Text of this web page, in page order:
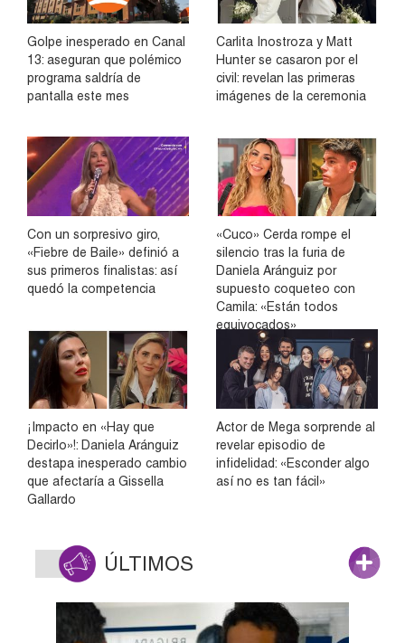
Golpe inesperado en Canal
13: aseguran que polémico
programa saldría de
pantalla este mes
Carlita Inostroza y Matt
Hunter se casaron por el
civil: revelan las primeras
imágenes de la ceremonia
Con un sorpresivo giro,
«Fiebre de Baile» definió a
sus primeros finalistas: así
quedó la competencia
«Cuco» Cerda rompe el
silencio tras la furia de
Daniela Aránguiz por
supuesto coqueteo con
Camila: «Están todos
equivocados»
¡Impacto en «Hay que
Decirlo»!: Daniela Aránguiz
destapa inesperado cambio
que afectaría a Gissella
Gallardo
Actor de Mega sorprende al
revelar episodio de
infidelidad: «Esconder algo
así no es tan fácil»
ÚLTIMOS